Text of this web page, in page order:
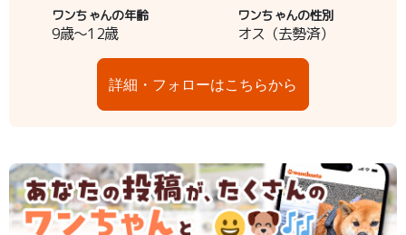
ワンちゃんの年齢
9歳～12歳
ワンちゃんの性別
オス（去勢済）
詳細・フォローはこちらから